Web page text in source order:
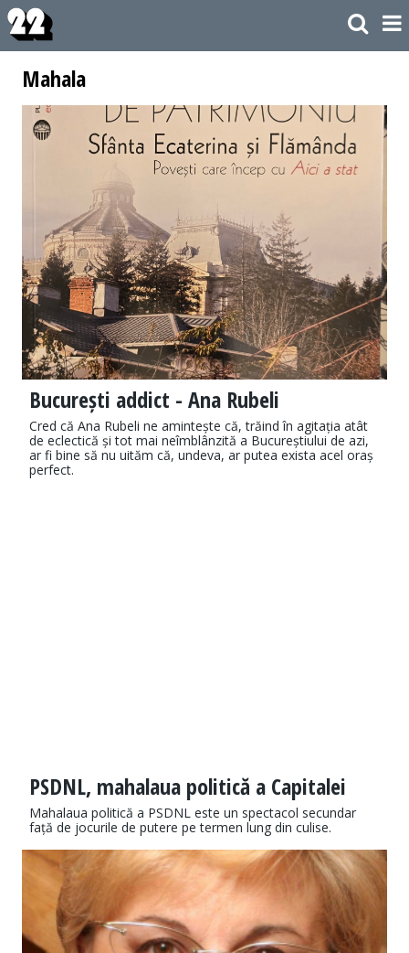
Mahala
București addict - Ana Rubeli
Cred că Ana Rubeli ne amintește că, trăind în agitația atât
de eclectică și tot mai neîmblânzită a Bucureștiului de azi,
ar fi bine să nu uităm că, undeva, ar putea exista acel oraș
perfect.
PSDNL, mahalaua politică a Capitalei
Mahalaua politică a PSDNL este un spectacol secundar
față de jocurile de putere pe termen lung din culise.